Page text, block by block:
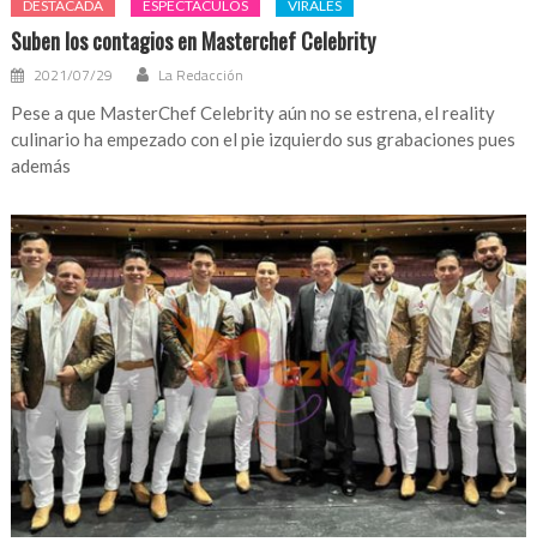
DESTACADA ESPECTÁCULOS VIRALES
Suben los contagios en Masterchef Celebrity
2021/07/29 La Redacción
Pese a que MasterChef Celebrity aún no se estrena, el reality
culinario ha empezado con el pie izquierdo sus grabaciones pues
además